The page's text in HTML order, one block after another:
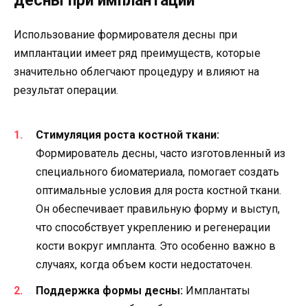
Использование формирователя десны при
имплантации имеет ряд преимуществ, которые
значительно облегчают процедуру и влияют на
результат операции.
Стимуляция роста костной ткани:
Формирователь десны, часто изготовленный из
специального биоматериала, помогает создать
оптимальные условия для роста костной ткани.
Он обеспечивает правильную форму и выступ,
что способствует укреплению и регенерации
кости вокруг импланта. Это особенно важно в
случаях, когда объем кости недостаточен.
Поддержка формы десны: Имплантаты